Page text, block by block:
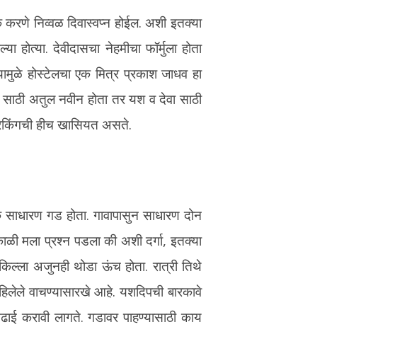
निव्वळ दिवास्वप्न होईल. अशी इतक्या
देवीदासचा नेहमीचा फॉर्मुला होता
होस्टेलचा एक मित्र प्रकाश जाधव हा
अतुल नवीन होता तर यश व देवा साठी
हीच खासियत असते.
गड होता. गावापासुन साधारण दोन
मला प्रश्न पडला की अशी दर्गा, इतक्या
अजुनही थोडा ऊंच होता. रात्री तिथे
वाचण्यासारखे आहे. यशदिपची बारकावे
करावी लागते. गडावर पाहण्यासाठी काय